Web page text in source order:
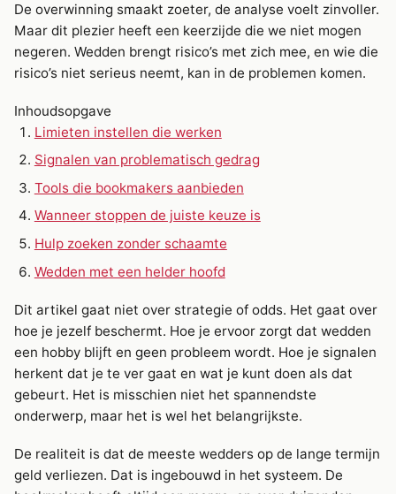
De overwinning smaakt zoeter, de analyse voelt zinvoller.
Maar dit plezier heeft een keerzijde die we niet mogen
negeren. Wedden brengt risico’s met zich mee, en wie die
risico’s niet serieus neemt, kan in de problemen komen.
Inhoudsopgave
Limieten instellen die werken
Signalen van problematisch gedrag
Tools die bookmakers aanbieden
Wanneer stoppen de juiste keuze is
Hulp zoeken zonder schaamte
Wedden met een helder hoofd
Dit artikel gaat niet over strategie of odds. Het gaat over
hoe je jezelf beschermt. Hoe je ervoor zorgt dat wedden
een hobby blijft en geen probleem wordt. Hoe je signalen
herkent dat je te ver gaat en wat je kunt doen als dat
gebeurt. Het is misschien niet het spannendste
onderwerp, maar het is wel het belangrijkste.
De realiteit is dat de meeste wedders op de lange termijn
geld verliezen. Dat is ingebouwd in het systeem. De